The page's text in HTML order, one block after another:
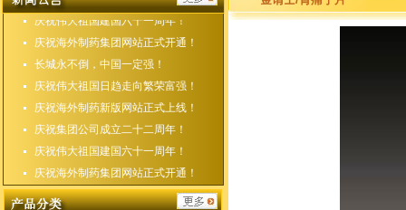
庆祝伟大祖国建国六十一周年！
庆祝海外制药集团网站正式开通！
长城永不倒，中国一定强！
庆祝伟大祖国日趋走向繁荣富强！
庆祝海外制药新版网站正式上线！
庆祝集团公司成立二十二周年！
庆祝伟大祖国建国六十一周年！
庆祝海外制药集团网站正式开通！